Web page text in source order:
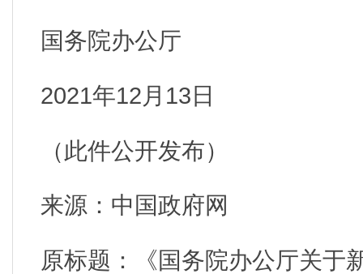
国务院办公厅
2021年12月13日
（此件公开发布）
来源：中国政府网
原标题：《国务院办公厅关于